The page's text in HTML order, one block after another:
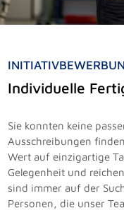
Individuelle
Sie konnten keine
Ausschreibungen
Wert auf einzigartige
Gelegenheit und
sind immer auf der
Personen, die unser